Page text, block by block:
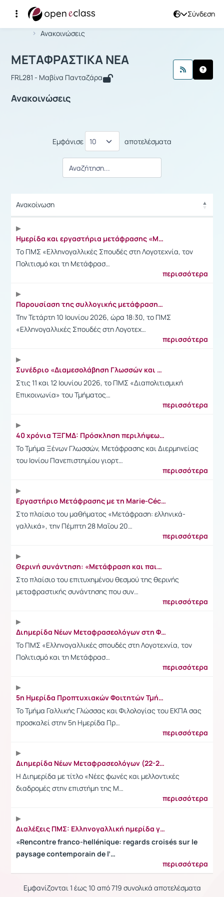
Σύνδεση
Αρχική Σελίδα
Ανακοινώσεις
Μάθημα : ΜΕΤΑΦΡΑΣΤΙΚΑ ΝΕΑ
ΜΕΤΑΦΡΑΣΤΙΚΑ ΝΕΑ
FRL281 - Μαβίνα Πανταζάρα
Ανακοινώσεις
Εμφάνισε αποτελέσματα
Ανακοίνωση
Ημερίδα και εργαστήρια μετάφρασης «Μετάφραση και παιδικό βιβλίο» (3-4 Ιουλίου 2026)
Tο ΠΜΣ «Ελληνογαλλικές Σπουδές στη Λογοτεχνία, τον
Πολιτισμό και τη Μετάφρασ…
περισσότερα
Παρουσίαση της συλλογικής μετάφρασης του βιβλίου «Συνοριακοί» παρουσία του συγγραφέα (10/6/2026)
Την Τετάρτη 10 Ιουνίου 2026, ώρα 18:30, το ΠΜΣ
«Ελληνογαλλικές Σπουδές στη Λογοτεχ…
περισσότερα
Συνέδριο «Διαμεσολάβηση Γλωσσών και Πολιτισμών στη Μεταψηφιακή Εποχή» (11-12/6/2026)
Στις 11 και 12 Ιουνίου 2026, το ΠΜΣ «Διαπολιτισμική
Επικοινωνία» του Τμήματος…
περισσότερα
40 χρόνια ΤΞΓΜΔ: Πρόσκληση περιλήψεων για διεθνές συνέδριο στην Κέρκυρα (έως 20/6/2026)
Το Τμήμα Ξένων Γλωσσών, Μετάφρασης και Διερμηνείας
του Ιονίου Πανεπιστημίου γιορτ…
περισσότερα
Εργαστήριο Μετάφρασης με τη Marie-Cécile Fauvin (28/5/2026)
Στο πλαίσιο του μαθήματος «Μετάφραση: ελληνικά-
γαλλικά», την Πέμπτη 28 Μαΐου 20…
περισσότερα
Θερινή συνάντηση: «Μετάφραση και παιδικό βιβλίο: Η μετάφραση στη χώρα των παιδιών» (3-4 Ιουλίου 2026)
Στο πλαίσιο του επιτυχημένου θεσμού της θερινής
μεταφραστικής συνάντησης που συν…
περισσότερα
Διημερίδα Νέων Μεταφρασεολόγων στη Φιλοσοφική Σχολή (22-23/5/2026)
Το ΠΜΣ «Ελληνογαλλικές σπουδές στη Λογοτεχνία, τον
Πολιτισμό και τη Μετάφρασ…
περισσότερα
5η Ημερίδα Προπτυχιακών Φοιτητών Τμήματος Γαλλικής Γλώσσας και Φιλολογίας (15/5/2026)
Το Τμήμα Γαλλικής Γλώσσας και Φιλολογίας του ΕΚΠΑ σας
προσκαλεί στην 5η Ημερίδα Πρ…
περισσότερα
Διημερίδα Νέων Μεταφρασεολόγων (22-23/5/2026): Πρόσκληση για εθελοντές
Η Διημερίδα με τίτλο «Nέες φωνές και μελλοντικές
διαδρομές στην επιστήμη της Μ…
περισσότερα
Διαλέξεις ΠΜΣ: Ελληνογαλλική ημερίδα για τη λογοτεχνική μετάφραση και τις εκδόσεις (13/5/2026)
«Rencontre franco-hellénique: regards croisés sur le
paysage contemporain de l’…
περισσότερα
Εμφανίζονται 1 έως 10 από 719 συνολικά αποτελέσματα